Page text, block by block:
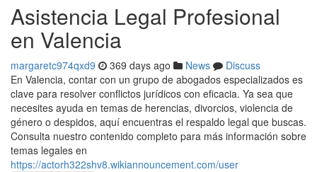
Asistencia Legal Profesional
en Valencia
margaretc974qxd9 369 days ago News
Discuss
En Valencia, contar con un grupo de abogados especializados es
clave para resolver conflictos jurídicos con eficacia. Ya sea que
necesites ayuda en temas de herencias, divorcios, violencia de
género o despidos, aquí encuentras el respaldo legal que buscas.
Consulta nuestro contenido completo para más información sobre
temas legales en
https://actorh322shv8.wikiannouncement.com/user